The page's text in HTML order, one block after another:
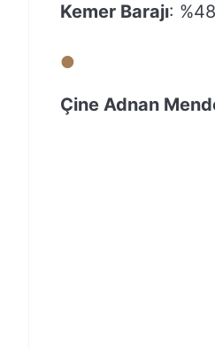
Kemer Barajı: %48
Çine Adnan